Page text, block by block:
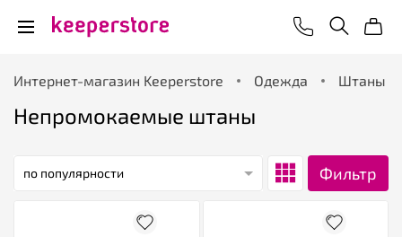
Интернет-магазин Keeperstore Одежда Штаны
Непромокаемые штаны
по популярности Фильтр